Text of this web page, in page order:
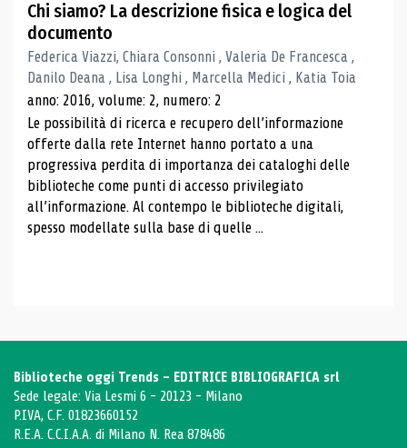
Chi siamo? La descrizione fisica e logica del
documento
Federica Viazzi, Chiara Consonni , Valeria De Francesca ,
Danilo Deana , Lisa Longhi , Marcella Medici , Katia Toia
anno: 2016, volume: 2, numero: 2
Le possibilità di ricerca e recupero dell’informazione
offerte dalla rete Internet hanno portato a una
progressiva perdita di importanza dei cataloghi delle
biblioteche come punti di accesso privilegiato
all’informazione. Al contempo le biblioteche digitali,
spesso modellate sulla base di quelle ...
Biblioteche oggi Trends - EDITRICE BIBLIOGRAFICA srl
Sede legale: Via Lesmi 6 - 20123 - Milano
P.IVA, C.F. 01823660152
R.E.A. C.C.I.A.A. di Milano N. Rea 878486